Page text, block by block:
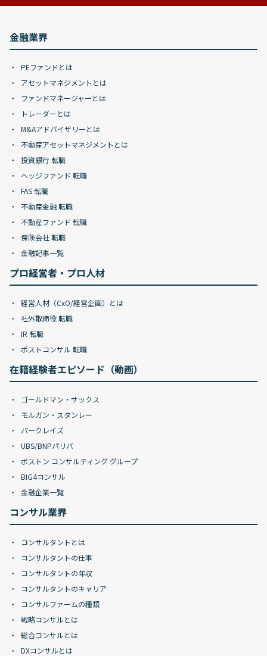
金融業界
PEファンドとは
アセットマネジメントとは
ファンドマネージャーとは
トレーダーとは
M&Aアドバイザリーとは
不動産アセットマネジメントとは
投資銀行 転職
ヘッジファンド 転職
FAS 転職
不動産金融 転職
不動産ファンド 転職
保険会社 転職
金融記事一覧
プロ経営者・プロ人材
経営人材（CxO/経営企画）とは
社外取締役 転職
IR 転職
ポストコンサル 転職
在籍経験者エピソード（動画）
ゴールドマン・サックス
モルガン・スタンレー
バークレイズ
UBS/BNPパリバ
ボストン コンサルティング グループ
BIG4コンサル
金融企業一覧
コンサル業界
コンサルタントとは
コンサルタントの仕事
コンサルタントの年収
コンサルタントのキャリア
コンサルファームの種類
戦略コンサルとは
総合コンサルとは
DXコンサルとは